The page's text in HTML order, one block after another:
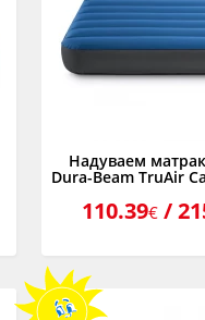
Надуваем
Dura-Beam TruAir
110.39€ /